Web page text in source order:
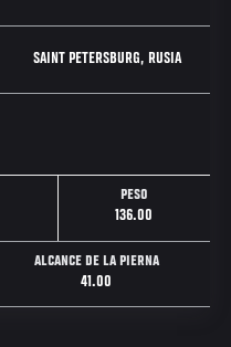
SAINT PETERSBURG, RUSIA
PESO
136.00
ALCANCE DE LA PIERNA
41.00